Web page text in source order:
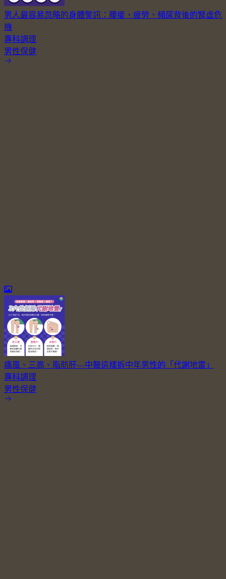
男人最容易忽略的身體警訊：腰痠、疲勞、頻尿背後的腎虛危
機
專科調理
男性保健
痛風、三高、脂肪肝—中醫這樣拆中年男性的「代謝地雷」
專科調理
男性保健